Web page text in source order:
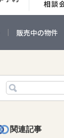
販売中の物件
関連記事